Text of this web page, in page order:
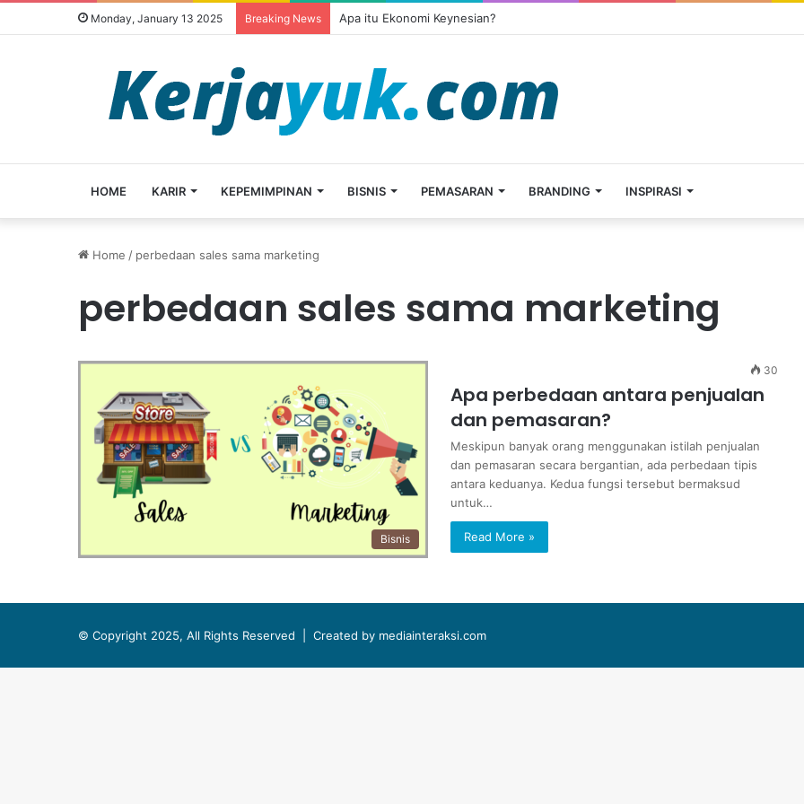
Monday, January 13 2025 Breaking News Apa itu Ekonomi Keynesian?
HOME KARIR KEPEMIMPINAN BISNIS PEMASARAN BRANDING INSPIRASI
Home / perbedaan sales sama marketing
perbedaan sales sama marketing
Bisnis
30
Apa perbedaan antara penjualan
dan pemasaran?
Meskipun banyak orang menggunakan istilah penjualan
dan pemasaran secara bergantian, ada perbedaan tipis
antara keduanya. Kedua fungsi tersebut bermaksud
untuk…
Read More »
© Copyright 2025, All Rights Reserved | Created by mediainteraksi.com